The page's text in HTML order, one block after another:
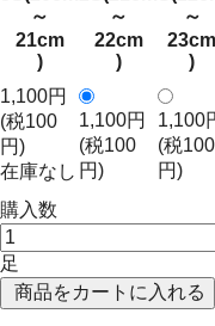
～
21cm
)
～
22cm
)
～
23cm
)
1,100円
(税100
円)
在庫なし
1,100円
(税100
円)
1,100
(税100
円)
購入数
足